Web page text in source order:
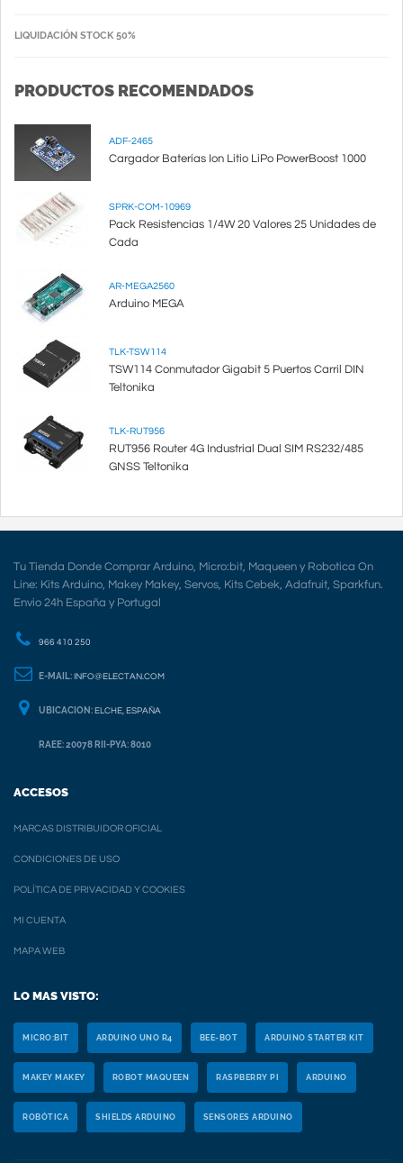
LIQUIDACIÓN STOCK 50%
PRODUCTOS RECOMENDADOS
ADF-2465
Cargador Baterías Ion Litio LiPo PowerBoost 1000
SPRK-COM-10969
Pack Resistencias 1/4W 20 Valores 25 Unidades de
Cada
AR-MEGA2560
Arduino MEGA
TLK-TSW114
TSW114 Conmutador Gigabit 5 Puertos Carril DIN
Teltonika
TLK-RUT956
RUT956 Router 4G Industrial Dual SIM RS232/485
GNSS Teltonika
Tu Tienda Donde Comprar Arduino, Micro:bit, Maqueen y Robotica On
Line: Kits Arduino, Makey Makey, Servos, Kits Cebek, Adafruit, Sparkfun.
Envio 24h España y Portugal
966 410 250
E-MAIL: INFO@ELECTAN.COM
UBICACION: ELCHE, ESPAÑA
RAEE: 20078 RII-PYA: 8010
ACCESOS
MARCAS DISTRIBUIDOR OFICIAL
CONDICIONES DE USO
POLÍTICA DE PRIVACIDAD Y COOKIES
MI CUENTA
MAPA WEB
LO MAS VISTO:
MICRO:BIT ARDUINO UNO R4 BEE-BOT ARDUINO STARTER KIT
MAKEY MAKEY ROBOT MAQUEEN RASPBERRY PI ARDUINO
ROBÓTICA SHIELDS ARDUINO SENSORES ARDUINO